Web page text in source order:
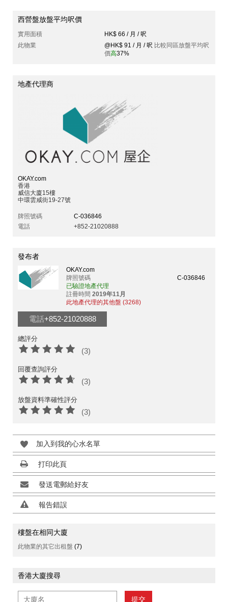
西營盤放盤平均呎價
實用面積
HK$ 66 / 月 / 呎
此物業
@HK$ 91 / 月 / 呎 比較同區放盤平均呎
價高37%
地產代理商
OKAY.com
香港
威信大廈15樓
中環雲咸街19-27號
牌照號碼
C-036846
電話
+852-21020888
發布者
OKAY.com
牌照號碼
C-036846
已驗證地產代理
註冊時間 2019年11月
此地產代理的其他盤 (3268)
電話+852-21020888
總評分
(3)
回覆查詢評分
(3)
放盤資料準確性評分
(3)
加入到我的心水名單
打印此頁
發送電郵給好友
報告錯誤
樓盤在相同大廈
此物業的其它出租盤 (7)
香港大廈搜尋
提交